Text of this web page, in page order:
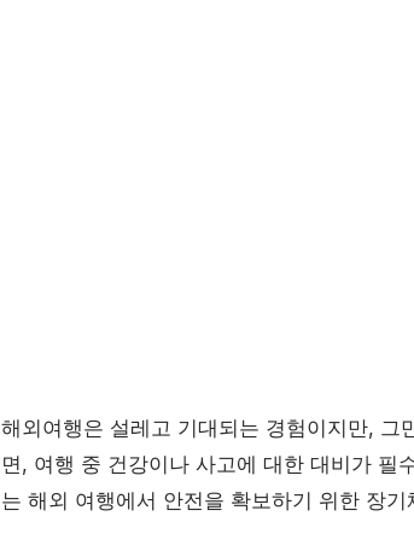
해외여행은 설레고 기대되는 경험이지만,
면, 여행 중 건강이나 사고에 대한 대비가 필
는 해외 여행에서 안전을 확보하기 위한 장